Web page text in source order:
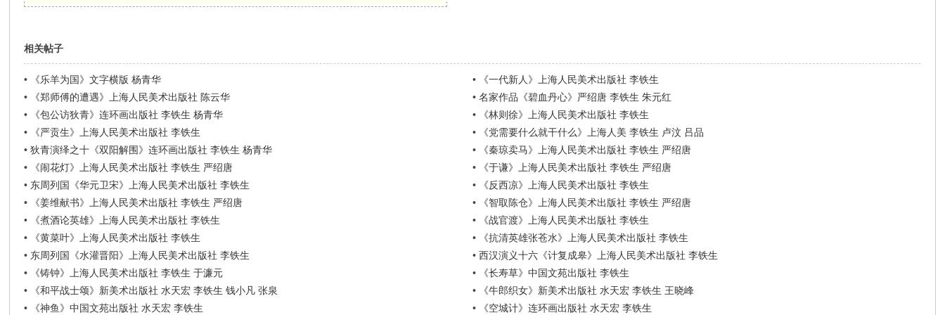
相关帖子
• 《乐羊为国》文字横版 杨青华 •
《一代新人》上海人民美术出版社 李铁生
•
《郑师傅的遭遇》上海人民美术出版社 陈云华 • 名家作品《碧血丹心》严绍唐 李铁生 朱元红
•
《包公访狄青》连环画出版社 李铁生 杨青华 •
《林则徐》上海人民美术出版社 李铁生
•
《严贡生》上海人民美术出版社 李铁生 •
《党需要什么就干什么》上海人美 李铁生 卢汶 吕品
•狄青演绎之十《双阳解围》连环画出版社 李铁生 杨青华 •
《秦琼卖马》上海人民美术出版社 李铁生 严绍唐
•
《闹花灯》上海人民美术出版社 李铁生 严绍唐 •
《于谦》上海人民美术出版社 李铁生 严绍唐
• 东周列国《华元卫宋》上海人民美术出版社 李铁生 •
《反西凉》上海人民美术出版社 李铁生
•
《姜维献书》上海人民美术出版社 李铁生 严绍唐 •
《智取陈仓》上海人民美术出版社 李铁生 严绍唐
•
《煮酒论英雄》上海人民美术出版社 李铁生 •
《战官渡》上海人民美术出版社 李铁生
•
《黄菜叶》上海人民美术出版社 李铁生 •
《抗清英雄张苍水》上海人民美术出版社 李铁生
• 东周列国《水灌晋阳》上海人民美术出版社 李铁生 • 西汉演义十六《计复成皋》上海人民美术出版社 李铁生
•
《铸钟》上海人民美术出版社 李铁生 于濂元 •
《长寿草》中国文苑出版社 李铁生
•
《和平战士颂》新美术出版社 水天宏 李铁生 钱小凡 张泉 •
《牛郎织女》新美术出版社 水天宏 李铁生 王晓峰
•
《神鱼》中国文苑出版社 水天宏 李铁生 • 《空城计》连环画出版社 水天宏 李铁生